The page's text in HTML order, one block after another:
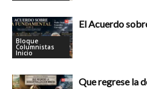
Bloque
Columnistas
Inicio
El Acuerdo
Que regrese la